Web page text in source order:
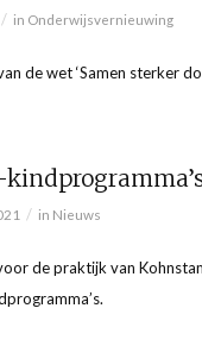
/ in Onderwijsvernieuwing
de wet ‘Samen sterker
/ in Nieuws
de praktijk van